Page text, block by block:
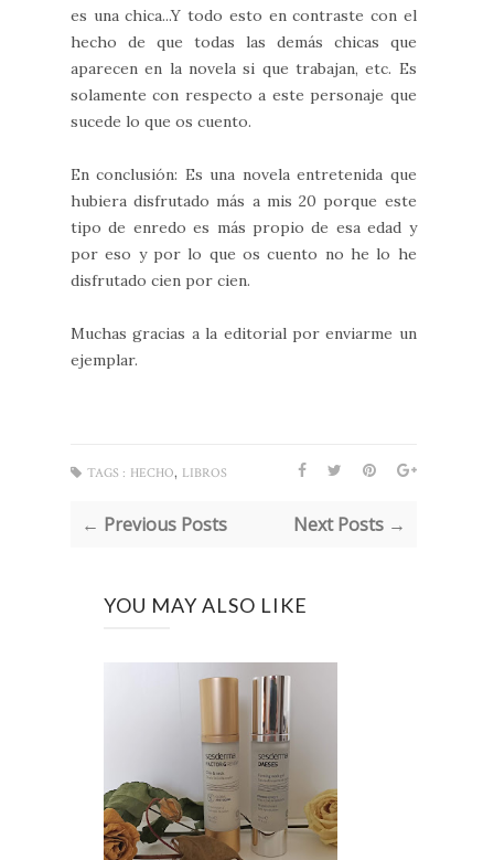
es una chica...Y todo esto en contraste con el
hecho de que todas las demás chicas que
aparecen en la novela si que trabajan, etc. Es
solamente con respecto a este personaje que
sucede lo que os cuento.
En conclusión: Es una novela entretenida que
hubiera disfrutado más a mis 20 porque este
tipo de enredo es más propio de esa edad y
por eso y por lo que os cuento no he lo he
disfrutado cien por cien.
Muchas gracias a la editorial por enviarme un
ejemplar.
TAGS : HECHO, LIBROS
← Previous Posts Next Posts →
YOU MAY ALSO LIKE